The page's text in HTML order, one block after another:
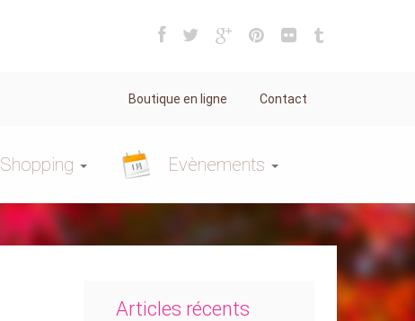
Boutique en ligne Contact
Shopping Evènements
Articles récents